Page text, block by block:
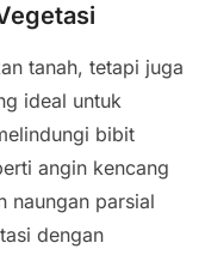
tanah, tetapi juga
ideal untuk
bibit
angin kencang
naungan parsial
dengan